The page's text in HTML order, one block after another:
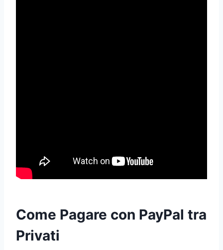
Come Pagare con PayPal tra
Privati